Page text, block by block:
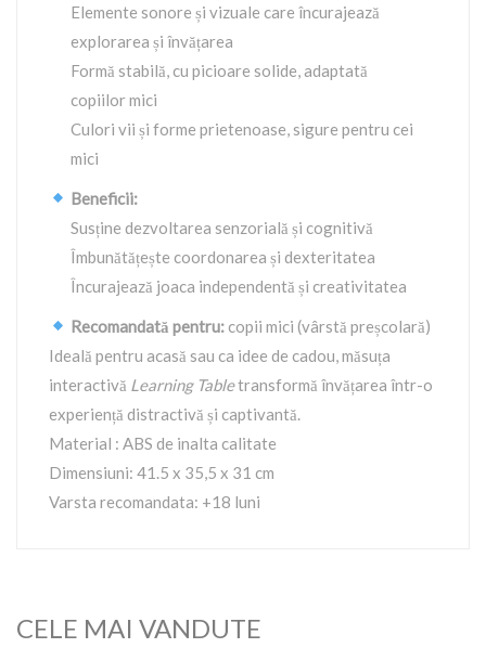
Elemente sonore și vizuale care încurajează
explorarea și învățarea
Formă stabilă, cu picioare solide, adaptată
copiilor mici
Culori vii și forme prietenoase, sigure pentru cei
mici
Beneficii:
Susține dezvoltarea senzorială și cognitivă
Îmbunătățește coordonarea și dexteritatea
Încurajează joaca independentă și creativitatea
Recomandată pentru: copii mici (vârstă preșcolară)
Ideală pentru acasă sau ca idee de cadou, măsuța
interactivă Learning Tabletransformă învățarea într-o
experiență distractivă și captivantă.
Material : ABS de inalta calitate
Dimensiuni: 41.5 x 35,5 x 31 cm
Varsta recomandata: +18 luni
CELE MAI VANDUTE